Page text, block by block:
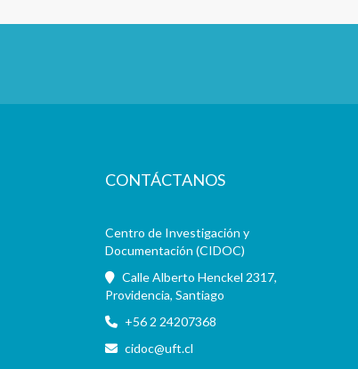
CONTÁCTANOS
Centro de Investigación y
Documentación (CIDOC)
Calle Alberto Henckel 2317,
Providencia, Santiago
+56 2 24207368
cidoc@uft.cl